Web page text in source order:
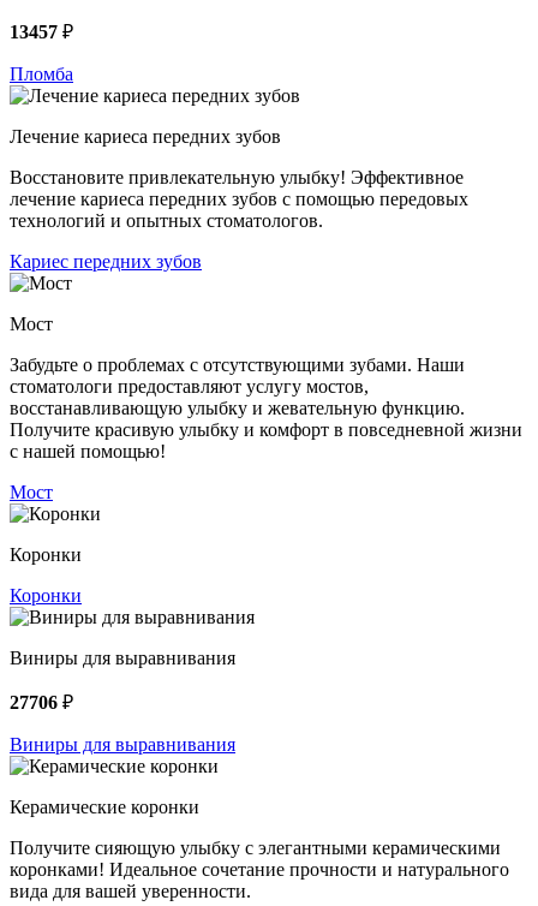
13457 ₽
Пломба
Лечение кариеса передних зубов
Восстановите привлекательную улыбку! Эффективное
лечение кариеса передних зубов с помощью передовых
технологий и опытных стоматологов.
Кариес передних зубов
Мост
Забудьте о проблемах с отсутствующими зубами. Наши
стоматологи предоставляют услугу мостов,
восстанавливающую улыбку и жевательную функцию.
Получите красивую улыбку и комфорт в повседневной жизни
с нашей помощью!
Мост
Коронки
Коронки
Виниры для выравнивания
27706 ₽
Виниры для выравнивания
Керамические коронки
Получите сияющую улыбку с элегантными керамическими
коронками! Идеальное сочетание прочности и натурального
вида для вашей уверенности.